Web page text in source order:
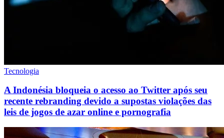
Tecnologia
A Indonésia bloqueia o acesso ao Twitter após seu
recente rebranding devido a supostas violações das
leis de jogos de azar online e pornografia